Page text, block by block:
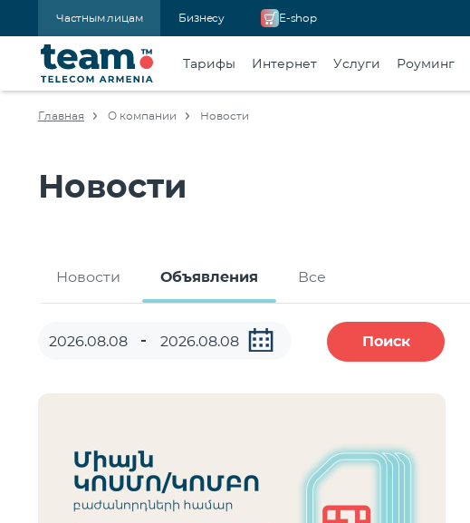
Частным лицам Бизнесу E-shop
Тарифы Интернет Услуги Роуминг
Главная О компании Новости
Новости
Новости Объявления Все
Поиск